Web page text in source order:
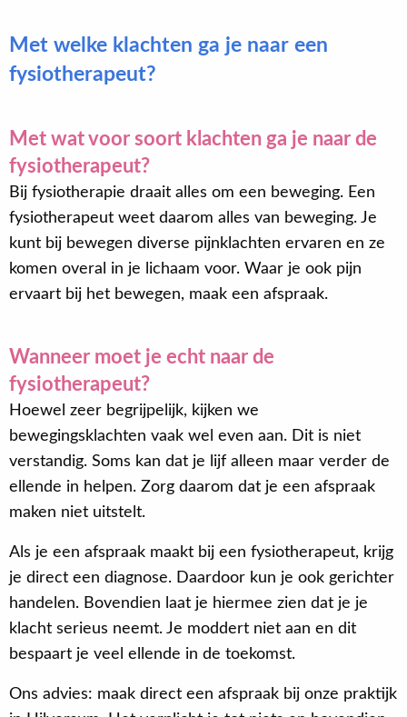
Met welke klachten ga je naar een
fysiotherapeut?
Met wat voor soort klachten ga je naar de
fysiotherapeut?
Bij fysiotherapie draait alles om een beweging. Een
fysiotherapeut weet daarom alles van beweging. Je
kunt bij bewegen diverse pijnklachten ervaren en ze
komen overal in je lichaam voor. Waar je ook pijn
ervaart bij het bewegen, maak een afspraak.
Wanneer moet je echt naar de
fysiotherapeut?
Hoewel zeer begrijpelijk, kijken we
bewegingsklachten vaak wel even aan. Dit is niet
verstandig. Soms kan dat je lijf alleen maar verder de
ellende in helpen. Zorg daarom dat je een afspraak
maken niet uitstelt.
Als je een afspraak maakt bij een fysiotherapeut, krijg
je direct een diagnose. Daardoor kun je ook gerichter
handelen. Bovendien laat je hiermee zien dat je je
klacht serieus neemt. Je moddert niet aan en dit
bespaart je veel ellende in de toekomst.
Ons advies: maak direct een afspraak bij onze praktijk